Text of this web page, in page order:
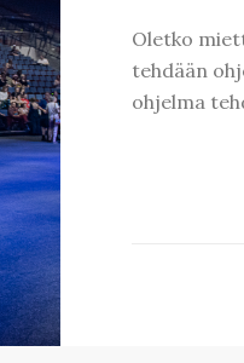
Oletko
tehdään
ohjelma